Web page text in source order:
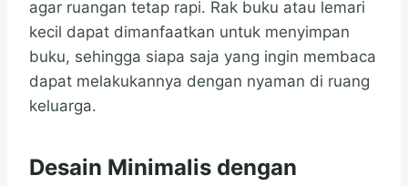
agar ruangan tetap rapi. Rak buku atau lemari
kecil dapat dimanfaatkan untuk menyimpan
buku, sehingga siapa saja yang ingin membaca
dapat melakukannya dengan nyaman di ruang
keluarga.
Desain Minimalis dengan